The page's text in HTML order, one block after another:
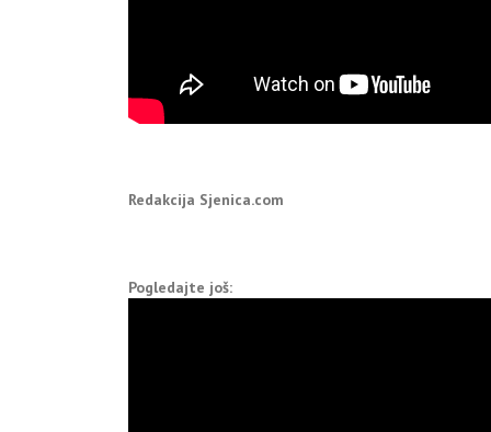
Redakcija Sjenica.com
Pogledajte još: